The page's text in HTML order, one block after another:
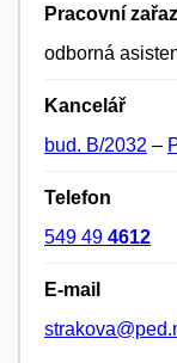
Pracovní
odborná
Kancelář
bud. B/2032 –
Telefon
549 49 4612
E-mail